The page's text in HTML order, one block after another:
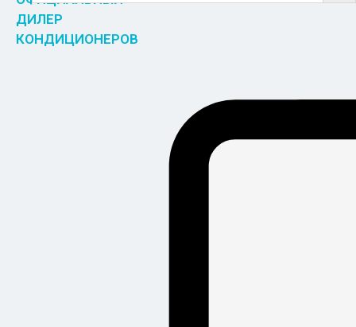
ДИЛЕР
КОНДИЦИОНЕРОВ